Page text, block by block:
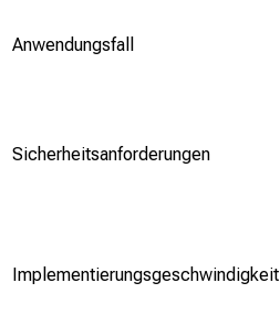
Anwendungsfall
Sicherheitsanforderungen
Implementierungsgeschwindigkeit